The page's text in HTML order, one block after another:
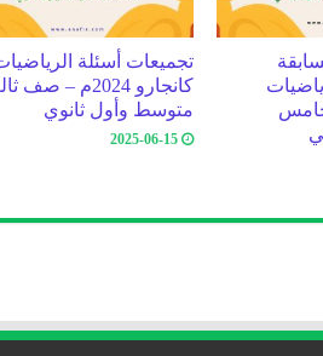
تجميعات أسئلة
كانجارو 2024م – صف
متوسط وأول ثانوي
2025-06-15